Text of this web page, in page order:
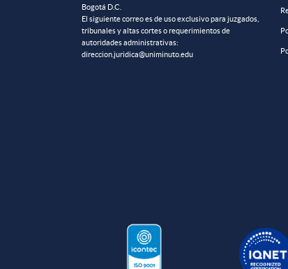
Bogotá D.C.
El siguiente correo es de uso exclusivo para juzgados,
tribunales y altas cortes o requerimientos de
autoridades administrativas:
direccion.juridica@uniminuto.edu